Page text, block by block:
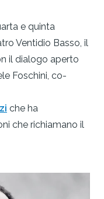
e quinta
Ventidio Basso, il
il dialogo aperto
Foschini, co-
che ha
che richiamano il